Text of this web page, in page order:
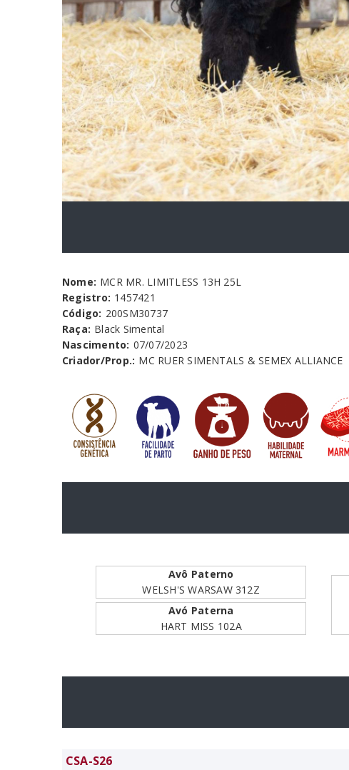
Nome: MCR MR. LIMITLESS 13H 25L
Registro: 1457421
Código: 200SM30737
Raça: Black Simental
Nascimento: 07/07/2023
Criador/Prop.: MC RUER SIMENTALS & SEMEX ALLIANCE
Avô Paterno
WELSH'S WARSAW 312Z
Avó Paterna
HART MISS 102A
CSA-S26